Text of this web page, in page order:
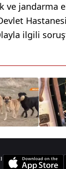
ve jandarma
ilgili